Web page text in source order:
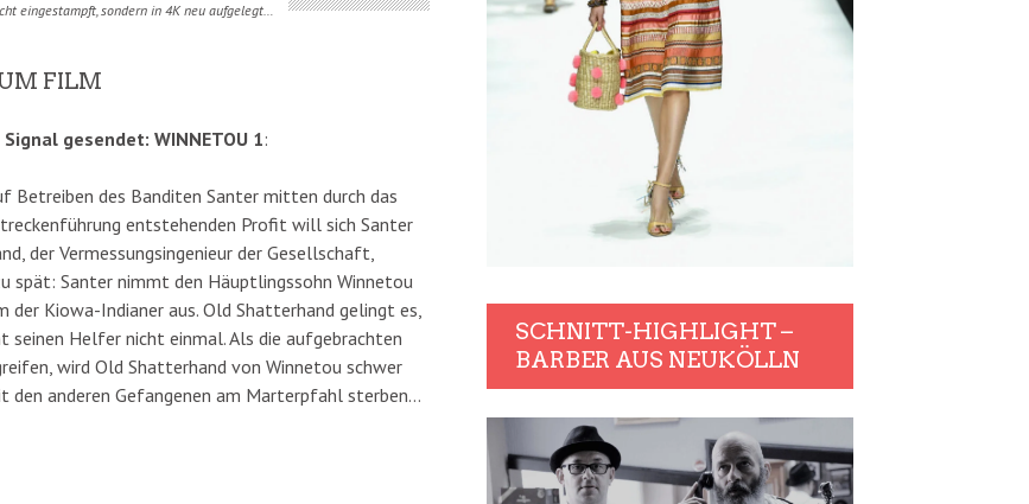
eingestampft, sondern in 4K neu aufgelegt…
FILM
gesendet: WINNETOU 1:
Betreiben des Banditen Santer mitten durch das
entstehenden Profit will sich Santer
der Vermessungsingenieur der Gesellschaft,
spät: Santer nimmt den Häuptlingssohn Winnetou
Kiowa-Indianer aus. Old Shatterhand gelingt es,
seinen Helfer nicht einmal. Als die aufgebrachten
wird Old Shatterhand von Winnetou schwer
anderen Gefangenen am Marterpfahl sterben…
SCHNITT-HIGHLIGHT –
BARBER AUS NEUKÖLLN